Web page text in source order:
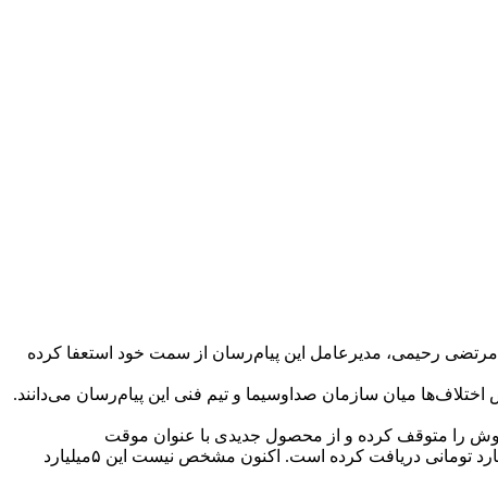
رحیمی، مدیرعامل این پیام‌رسان از سمت خود استعفا کرده
میان سازمان صدا‌و‌سیما و تیم فنی این پیام‌رسان می‌دانند.
را متوقف کرده و از محصول جدیدی با عنوان موقت
«سروش‌پلاس» ‌رونمایی کرد. سروش یکی از پیام‌رسان‌هایی است که برای توسعه خود براساس گفته‌های معاون وزیر ارتباطات وام ۵ میلیارد تومانی دریافت کرده است. اکنون مشخص نیست این ۵میلیارد